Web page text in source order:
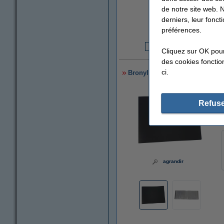
Bronyl album de présentation
agrandir
de notre site web.
derniers, leur
préférences.
Cliquez sur OK
des cookies
ci.